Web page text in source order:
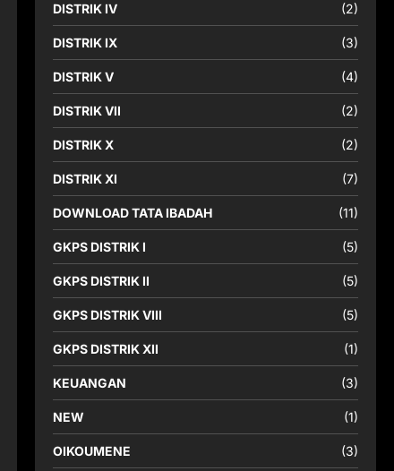
DISTRIK IV (2)
DISTRIK IX (3)
DISTRIK V (4)
DISTRIK VII (2)
DISTRIK X (2)
DISTRIK XI (7)
DOWNLOAD TATA IBADAH (11)
GKPS DISTRIK I (5)
GKPS DISTRIK II (5)
GKPS DISTRIK VIII (5)
GKPS DISTRIK XII (1)
KEUANGAN (3)
NEW (1)
OIKOUMENE (3)